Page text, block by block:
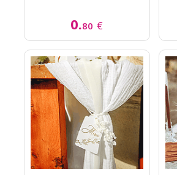
0.80 €